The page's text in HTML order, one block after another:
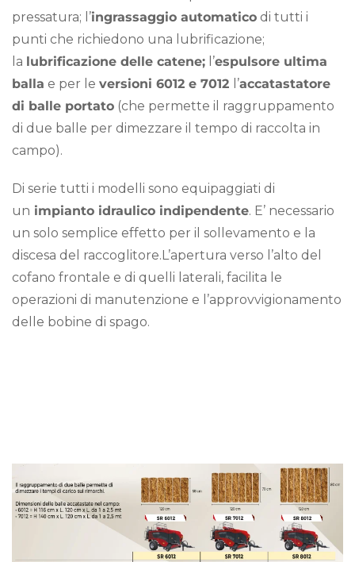
pressatura; l’ingrassaggio automatico di tutti i
punti che richiedono una lubrificazione;
la lubrificazione delle catene; l’espulsore ultima
balla e per le versioni 6012 e 7012 l’accatastatore
di balle portato (che permette il raggruppamento
di due balle per dimezzare il tempo di raccolta in
campo).
Di serie tutti i modelli sono equipaggiati di
un impianto idraulico indipendente. E’ necessario
un solo semplice effetto per il sollevamento e la
discesa del raccoglitore.L’apertura verso l’alto del
cofano frontale e di quelli laterali, facilita le
operazioni di manutenzione e l’approvvigionamento
delle bobine di spago.